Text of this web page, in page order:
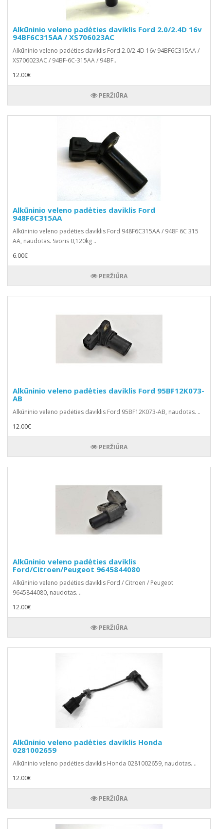
Alkūninio veleno padėties daviklis Ford 2.0/2.4D 16v
94BF6C315AA / XS706023AC
Alkūninio veleno padėties daviklis Ford 2.0/2.4D 16v 94BF6C315AA /
XS706023AC / 94BF-6C-315AA / 94BF..
12.00€
PERŽIŪRA
Alkūninio veleno padėties daviklis Ford
948F6C315AA
Alkūninio veleno padėties daviklis Ford 948F6C315AA / 948F 6C 315
AA, naudotas. Svoris 0,120kg ..
6.00€
PERŽIŪRA
Alkūninio veleno padėties daviklis Ford 95BF12K073-
AB
Alkūninio veleno padėties daviklis Ford 95BF12K073-AB, naudotas. ..
12.00€
PERŽIŪRA
Alkūninio veleno padėties daviklis
Ford/Citroen/Peugeot 9645844080
Alkūninio veleno padėties daviklis Ford / Citroen / Peugeot
9645844080, naudotas. ..
12.00€
PERŽIŪRA
Alkūninio veleno padėties daviklis Honda
0281002659
Alkūninio veleno padėties daviklis Honda 0281002659, naudotas. ..
12.00€
PERŽIŪRA